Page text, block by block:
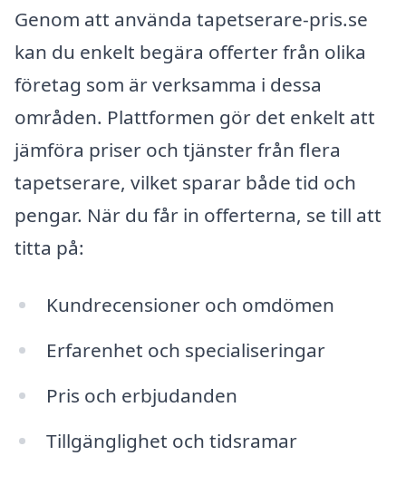
Genom att använda tapetserare-pris.se
kan du enkelt begära offerter från olika
företag som är verksamma i dessa
områden. Plattformen gör det enkelt att
jämföra priser och tjänster från flera
tapetserare, vilket sparar både tid och
pengar. När du får in offerterna, se till att
titta på:
Kundrecensioner och omdömen
Erfarenhet och specialiseringar
Pris och erbjudanden
Tillgänglighet och tidsramar